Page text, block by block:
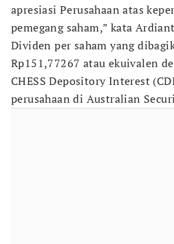
apresiasi Perusahaan atas
pemegang saham,” kata
Dividen per saham yang
Rp151,77267 atau ekuivalen
CHESS Depository Interest
perusahaan di Australian